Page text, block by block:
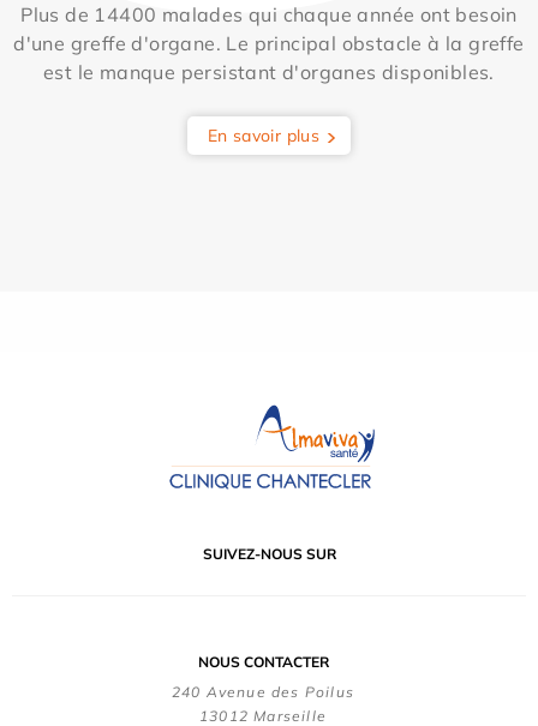
Plus de 14400 malades qui chaque année ont besoin
d'une greffe d'organe. Le principal obstacle à la greffe
est le manque persistant d'organes disponibles.
En savoir plus
SUIVEZ-NOUS SUR
NOUS CONTACTER
240 Avenue des Poilus
13012 Marseille